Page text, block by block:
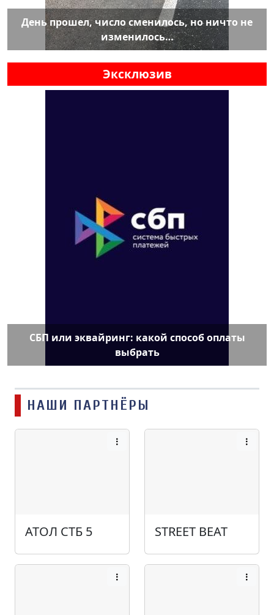
День прошел, число сменилось, но ничто не
изменилось…
Эксклюзив
СБП или эквайринг: какой способ оплаты
выбрать
НАШИ ПАРТНЁРЫ
АТОЛ СТБ 5 STREET BEAT